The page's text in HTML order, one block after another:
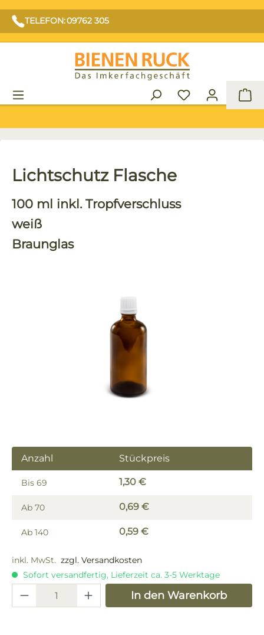
TELEFON: 09762 305
Lichtschutz Flasche
100 ml inkl. Tropfverschluss
weiß
Braunglas
Anzahl Stückpreis
Bis 69 1,30 €
Ab 70 0,69 €
Ab 140 0,59 €
inkl. MwSt. zzgl. Versandkosten
Sofort versandfertig, Lieferzeit ca. 3-5 Werktage
Produkt Anzahl: Gib denIn den Warenkorb